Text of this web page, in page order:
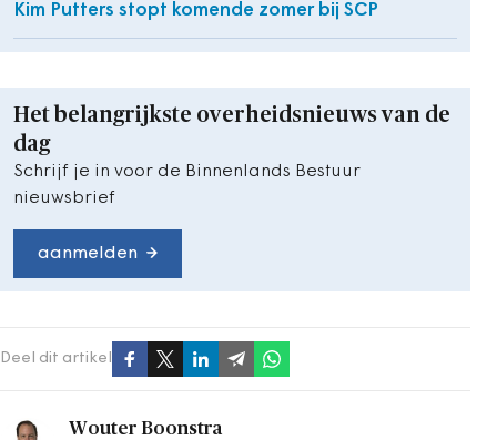
Kim Putters stopt komende zomer bij SCP
Het belangrijkste overheidsnieuws van de
dag
Schrijf je in voor de Binnenlands Bestuur
nieuwsbrief
aanmelden
Deel dit artikel
Wouter Boonstra